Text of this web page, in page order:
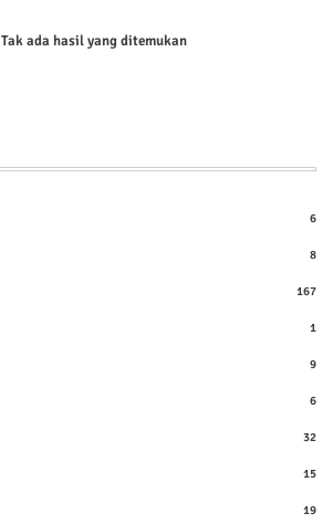
Tak ada hasil yang ditemukan
6
8
167
1
9
6
32
15
19